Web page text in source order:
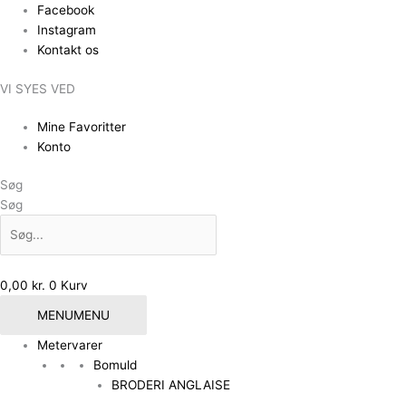
indholdet
Facebook
Instagram
Kontakt os
VI SYES VED
Mine Favoritter
Konto
Søg
Søg
0,00 kr. 0 Kurv
MENUMENU
Metervarer
Bomuld
BRODERI ANGLAISE